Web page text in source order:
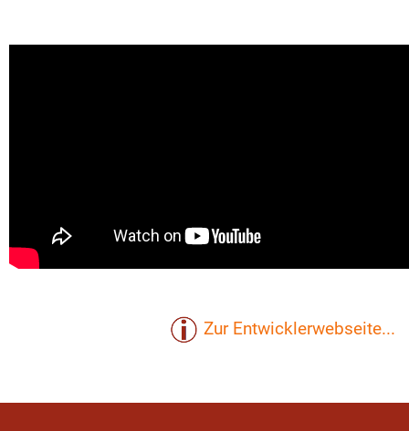
Zur Entwicklerwebseite...